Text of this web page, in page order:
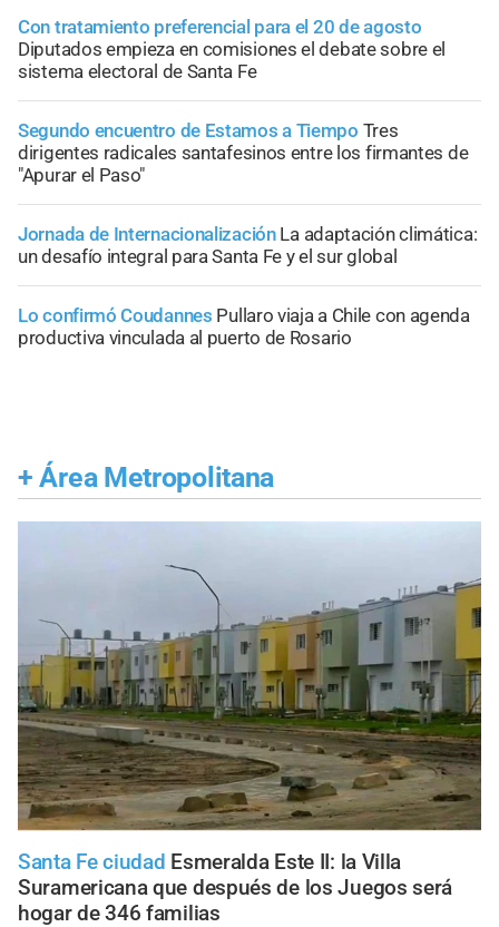
Con tratamiento preferencial para el 20 de agosto
Diputados empieza en comisiones el debate sobre el
sistema electoral de Santa Fe
Segundo encuentro de Estamos a Tiempo Tres
dirigentes radicales santafesinos entre los firmantes de
"Apurar el Paso"
Jornada de Internacionalización La adaptación climática:
un desafío integral para Santa Fe y el sur global
Lo confirmó Coudannes Pullaro viaja a Chile con agenda
productiva vinculada al puerto de Rosario
+ Área Metropolitana
Santa Fe ciudad Esmeralda Este II: la Villa
Suramericana que después de los Juegos será
hogar de 346 familias